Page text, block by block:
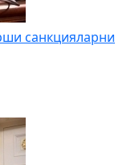
санкцияларни